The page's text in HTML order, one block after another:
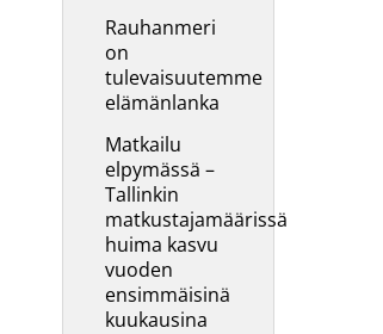
Rauhanmeri
on
tulevaisuutemme
elämänlanka
Matkailu
elpymässä –
Tallinkin
matkustajamäärissä
huima kasvu
vuoden
ensimmäisinä
kuukausina